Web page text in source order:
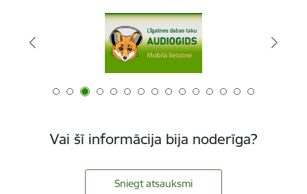
Vai šī informācija bija noderīga?
Sniegt atsauksmi